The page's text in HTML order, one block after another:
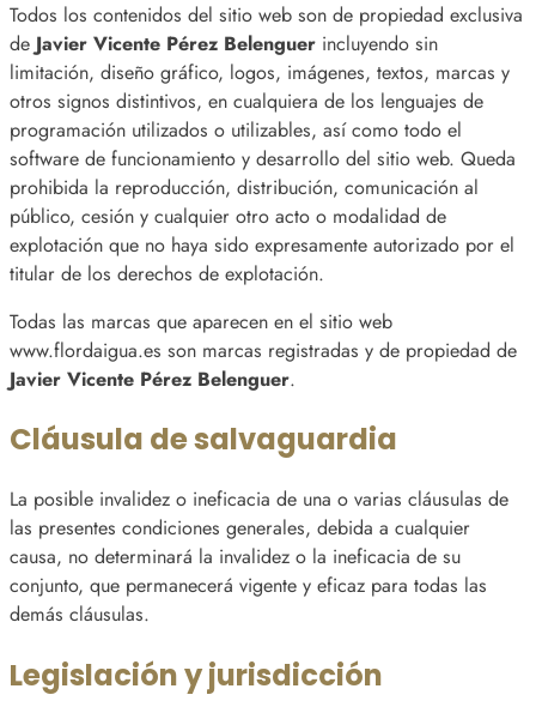
Todos los contenidos del sitio web son de propiedad exclusiva
de Javier Vicente Pérez Belenguer incluyendo sin
limitación, diseño gráfico, logos, imágenes, textos, marcas y
otros signos distintivos, en cualquiera de los lenguajes de
programación utilizados o utilizables, así como todo el
software de funcionamiento y desarrollo del sitio web. Queda
prohibida la reproducción, distribución, comunicación al
público, cesión y cualquier otro acto o modalidad de
explotación que no haya sido expresamente autorizado por el
titular de los derechos de explotación.
Todas las marcas que aparecen en el sitio web
www.flordaigua.es son marcas registradas y de propiedad de
Javier Vicente Pérez Belenguer.
Cláusula de salvaguardia
La posible invalidez o ineficacia de una o varias cláusulas de
las presentes condiciones generales, debida a cualquier
causa, no determinará la invalidez o la ineficacia de su
conjunto, que permanecerá vigente y eficaz para todas las
demás cláusulas.
Legislación y jurisdicción